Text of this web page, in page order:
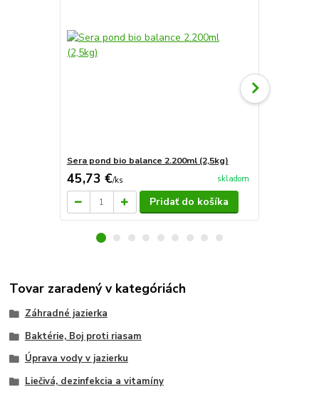
Sera pond bio balance 2.200ml (2,5kg)
45,73 €/ks skladom
Pridať do košíka
Tovar zaradený v kategóriách
Záhradné jazierka
Baktérie, Boj proti riasam
Úprava vody v jazierku
Liečivá, dezinfekcia a vitamíny